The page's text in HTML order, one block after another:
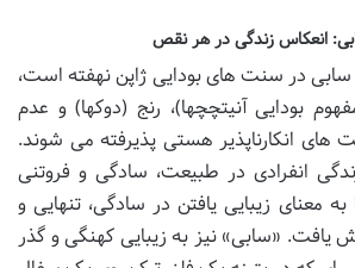
انعکاس زندگی در هر نقص
در سنت های بودایی ژاپن نهفته است،
بودایی آنیتچچها)، رنج (دوکها) و عدم
های انکارناپذیر هستی پذیرفته می شوند.
انفرادی در طبیعت، سادگی و فروتنی
معنای زیبایی یافتن در سادگی، تنهایی و
«سابی» نیز به زیبایی کهنگی و گذر